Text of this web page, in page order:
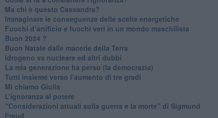
Ma chi è questo Cassandra?
Immaginare le conseguenze delle scelte energetiche
​Fuochi d’artificio e fuochi veri in un mondo maschilista
Buon 2024 ?
​Buon Natale dalle macerie della Terra
​Idrogeno vs nucleare ed altri dubbi
​La mia generazione ha perso (la democrazia)
​Tutti insieme verso l’aumento di tre gradi
Mi chiamo Giulia
L’ignoranza al potere
​“Considerazioni attuali sulla guerra e la morte" di Sigmund
Freud